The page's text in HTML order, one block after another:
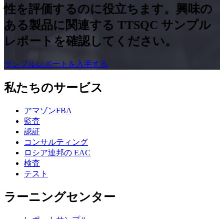
性を評価するのに役立ちます。興味の
ある製品に関連する TTSQC サンプル
レポートを確認してください。
サンプルレポートを入手する
私たちのサービス
アマゾンFBA
監査
認証
コンサルティング
ロシア連邦の EAC
検査
テスト
ラーニングセンター